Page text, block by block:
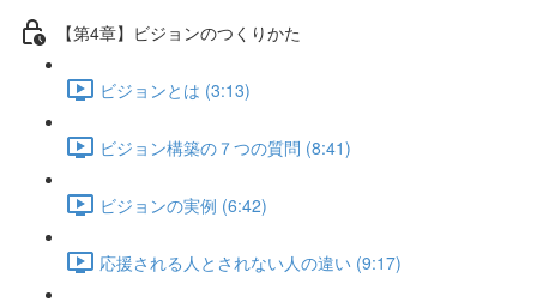
【第4章】ビジョンのつくりかた
ビジョンとは (3:13)
ビジョン構築の７つの質問 (8:41)
ビジョンの実例 (6:42)
応援される人とされない人の違い (9:17)